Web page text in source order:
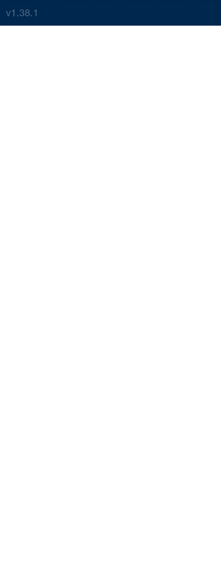
v1.38.1